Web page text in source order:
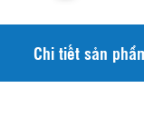
Chi tiết sản